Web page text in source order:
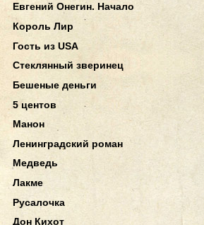
Евгений Онегин. Начало
Король Лир
Гость из USA
Стеклянный зверинец
Бешеные деньги
5 центов
Манон
Ленинградский роман
Медведь
Лакме
Русалочка
Дон Кихот